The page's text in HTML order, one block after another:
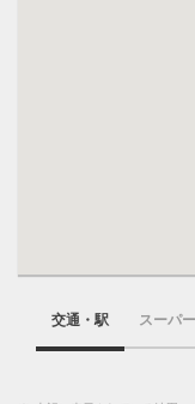
交通・駅 スーパー